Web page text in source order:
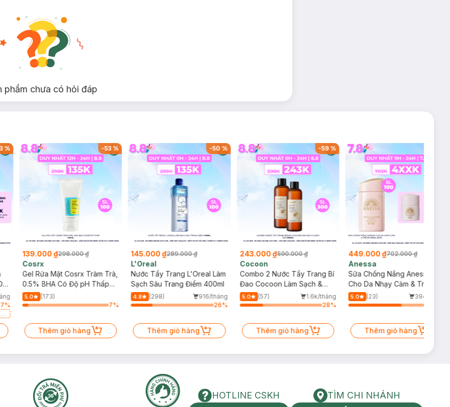
USB-C To USB-C 100W
tốc độ cao. Với công suất tối đa 100W, sản phẩm đáp ứng hoàn hảo cho các thiết bị
tính bảng. Khả năng truyền tải dữ liệu lên đến 480Mbps giúp đồng bộ hóa nhanh
bền bỉ, chiếc cáp này trở thành người bạn đồng hành lý tưởng trong mọi hoàn
phẩm chưa có hỏi đáp
%
%
-53%
139.000 ₫298.000 ₫
Cosrx
Gel Rửa Mặt Cosrx Tràm Trà,
0.5% BHA Có Độ pH Thấp
150ml
5.0
(173)
7%
Thêm giỏ hàng
-50 %
145.000 ₫289.000 ₫
L'Oreal
Nước Tẩy Trang L'Oreal Làm
Sạch Sâu Trang Điểm 400ml
4.8 (298)
916/tháng
26%
Thêm giỏ hàng
-59%
243.000 ₫590.000 ₫
Cocoon
Combo 2 Nước Tẩy Trang Bí
Đao Cocoon Làm Sạch &
Giảm Dầu 500ml
5.0 (57)
1.6k/tháng
28%
Thêm giỏ hàng
449.000 ₫702.000 ₫
Anessa
Sữa Chống Nắng Anessa
Cho Da Nhạy Cảm & Trẻ Em
60ml (Mới)
5.0 (23)
394/tháng
Thêm giỏ hàng
HOTLINE CSKH
HOTLINE CSKH
Tìm chi nhánh
TÌM CHI NHÁNH